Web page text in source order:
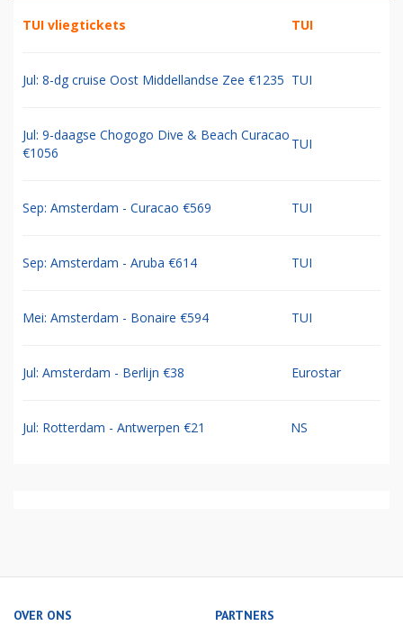
TUI vliegtickets TUI
Jul: 8-dg cruise Oost Middellandse Zee €1235 TUI
Jul: 9-daagse Chogogo Dive & Beach Curacao
€1056
TUI
Sep: Amsterdam - Curacao €569 TUI
Sep: Amsterdam - Aruba €614 TUI
Mei: Amsterdam - Bonaire €594 TUI
Jul: Amsterdam - Berlijn €38 Eurostar
Jul: Rotterdam - Antwerpen €21 NS
OVER ONS PARTNERS